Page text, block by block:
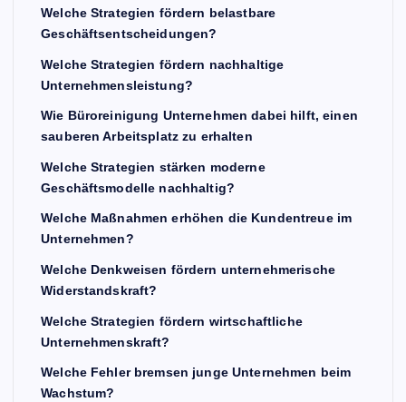
Welche Strategien fördern belastbare
Geschäftsentscheidungen?
Welche Strategien fördern nachhaltige
Unternehmensleistung?
Wie Büroreinigung Unternehmen dabei hilft, einen
sauberen Arbeitsplatz zu erhalten
Welche Strategien stärken moderne
Geschäftsmodelle nachhaltig?
Welche Maßnahmen erhöhen die Kundentreue im
Unternehmen?
Welche Denkweisen fördern unternehmerische
Widerstandskraft?
Welche Strategien fördern wirtschaftliche
Unternehmenskraft?
Welche Fehler bremsen junge Unternehmen beim
Wachstum?